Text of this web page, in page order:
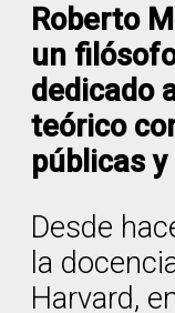
Roberto
un
dedicado
teórico
públicas
Desde
la
Harvard,